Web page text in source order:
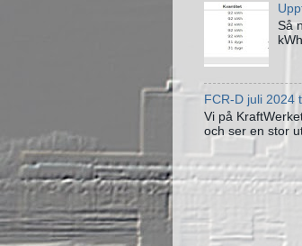
Så
FCR-D juli 2024
Vi på
och ser en stor